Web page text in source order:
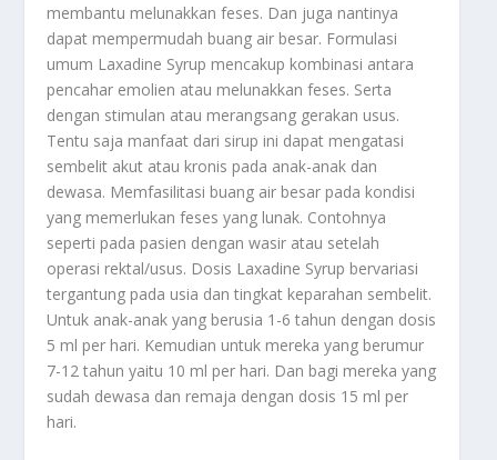
membantu melunakkan feses. Dan juga nantinya
dapat mempermudah buang air besar. Formulasi
umum Laxadine Syrup mencakup kombinasi antara
pencahar emolien atau melunakkan feses. Serta
dengan stimulan atau merangsang gerakan usus.
Tentu saja manfaat dari sirup ini dapat mengatasi
sembelit akut atau kronis pada anak-anak dan
dewasa. Memfasilitasi buang air besar pada kondisi
yang memerlukan feses yang lunak. Contohnya
seperti pada pasien dengan wasir atau setelah
operasi rektal/usus. Dosis Laxadine Syrup bervariasi
tergantung pada usia dan tingkat keparahan sembelit.
Untuk anak-anak yang berusia 1-6 tahun dengan dosis
5 ml per hari. Kemudian untuk mereka yang berumur
7-12 tahun yaitu 10 ml per hari. Dan bagi mereka yang
sudah dewasa dan remaja dengan dosis 15 ml per
hari.